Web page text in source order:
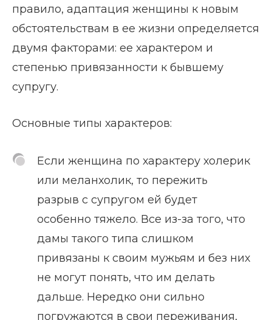
правило, адаптация женщины к новым
обстоятельствам в ее жизни определяется
двумя факторами: ее характером и
степенью привязанности к бывшему
супругу.
Основные типы характеров:
Если женщина по характеру холерик
или меланхолик, то пережить
разрыв с супругом ей будет
особенно тяжело. Все из-за того, что
дамы такого типа слишком
привязаны к своим мужьям и без них
не могут понять, что им делать
дальше. Нередко они сильно
погружаются в свои переживания,